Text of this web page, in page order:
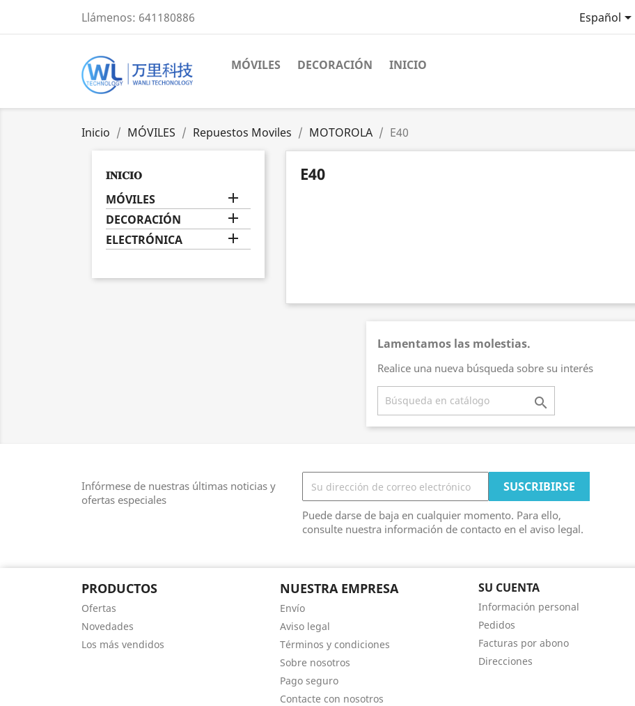
Llámenos: 641180886 Español
MÓVILES DECORACIÓN INICIO
Inicio MÓVILES Repuestos Moviles MOTOROLA E40
𝐈𝐍𝐈𝐂𝐈𝐎
MÓVILES 
DECORACIÓN 
ELECTRÓNICA 
E40
Lamentamos las molestias.
Realice una nueva búsqueda sobre su interés

Infórmese de nuestras últimas noticias y
ofertas especiales
Puede darse de baja en cualquier momento. Para ello,
consulte nuestra información de contacto en el aviso legal.
PRODUCTOS
Ofertas
Novedades
Los más vendidos
NUESTRA EMPRESA
Envío
Aviso legal
Términos y condiciones
Sobre nosotros
Pago seguro
Contacte con nosotros
SU CUENTA
Información personal
Pedidos
Facturas por abono
Direcciones